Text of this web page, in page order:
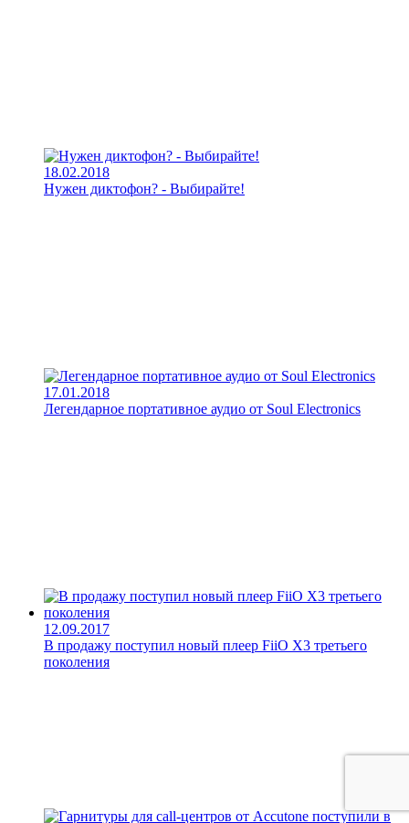
18.02.2018
Нужен диктофон? - Выбирайте!
17.01.2018
Легендарное портативное аудио от Soul Electronics
12.09.2017
В продажу поступил новый плеер FiiO X3 третьего
поколения